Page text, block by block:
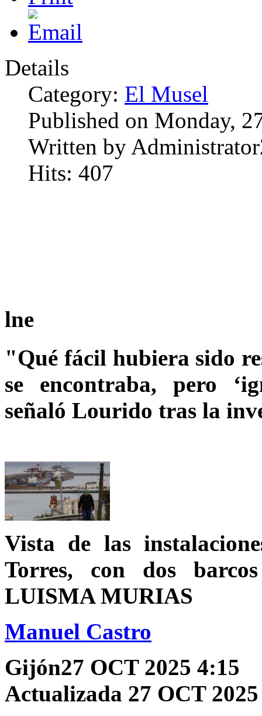
Details
Category: El Musel
Published on Monday,
Written by
Hits: 407
lne
"Qué fácil hubiera sido
se encontraba, pero
señaló Lourido tras la
Vista de las
Torres, con dos
LUISMA MURIAS
Manuel Castro
Gijón27 OCT 2025 4:15
Actualizada 27 OCT